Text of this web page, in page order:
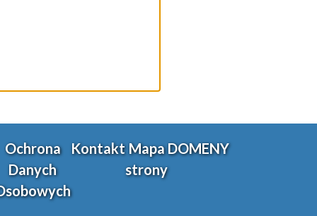
Ochrona
Danych
Kontakt Mapa
strony
DOMENY